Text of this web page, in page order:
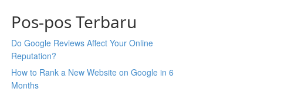
Pos-pos Terbaru
Do Google Reviews Affect Your Online
Reputation?
How to Rank a New Website on Google in 6
Months